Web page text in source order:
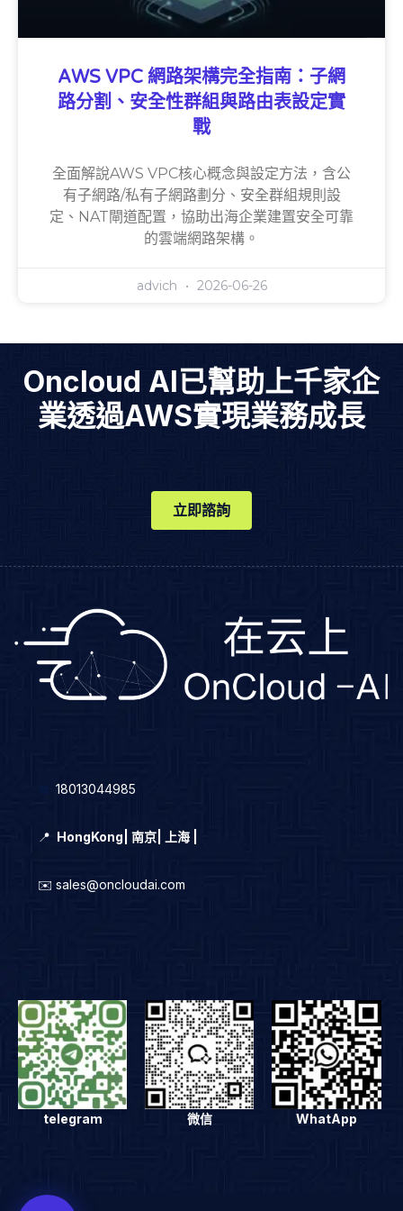
AWS VPC 網路架構完全指南：子網
路分割、安全性群組與路由表設定實
戰
全面解說AWS VPC核心概念與設定方法，含公
有子網路/私有子網路劃分、安全群組規則設
定、NAT閘道配置，協助出海企業建置安全可靠
的雲端網路架構。
advich 2026-06-26
Oncloud AI已幫助上千家企
業透過AWS實現業務成長
立即諮詢
18013044985
📍 HongKong 南京| 上海 |
✉️ sales@oncloudai.com
telegram 微信 WhatApp